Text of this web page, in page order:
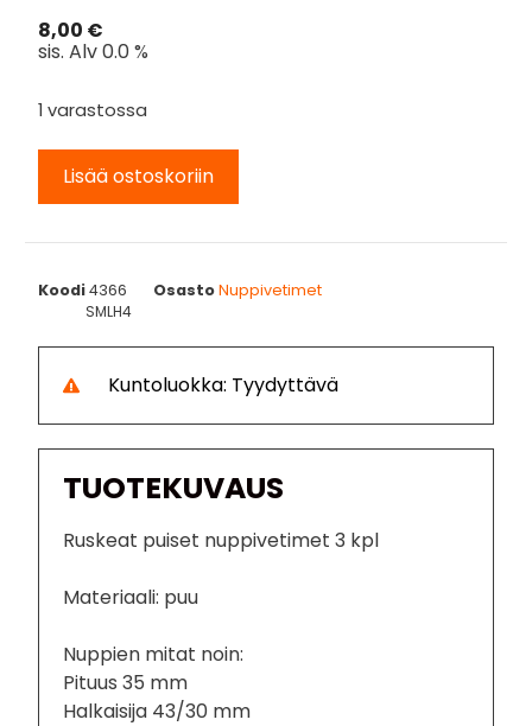
8,00 €
sis. Alv 0.0 %
1 varastossa
Lisää ostoskoriin
Koodi4366 OsastoNuppivetimet
SMLH4
Kuntoluokka: Tyydyttävä
TUOTEKUVAUS
Ruskeat puiset nuppivetimet 3 kpl
Materiaali: puu
Nuppien mitat noin:
Pituus 35 mm
Halkaisija 43/30 mm